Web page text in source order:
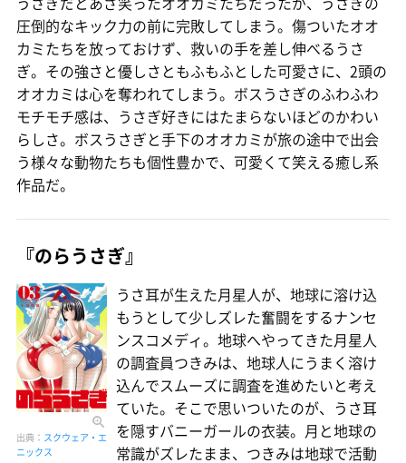
圧倒的なキック力の前に完敗してしまう。傷ついたオオ
カミたちを放っておけず、救いの手を差し伸べるうさ
ぎ。その強さと優しさともふもふとした可愛さに、2頭の
オオカミは心を奪われてしまう。ボスうさぎのふわふわ
モチモチ感は、うさぎ好きにはたまらないほどのかわい
らしさ。ボスうさぎと手下のオオカミが旅の途中で出会
う様々な動物たちも個性豊かで、可愛くて笑える癒し系
作品だ。
『のらうさぎ』
出典： スクウェア・エ
ニックス
うさ耳が生えた月星人が、地球に溶け込
もうとして少しズレた奮闘をするナンセ
ンスコメディ。地球へやってきた月星人
の調査員つきみは、地球人にうまく溶け
込んでスムーズに調査を進めたいと考え
ていた。そこで思いついたのが、うさ耳
を隠すバニーガールの衣装。月と地球の
常識がズレたまま、つきみは地球で活動